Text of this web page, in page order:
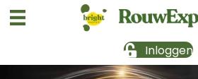
Inloggen